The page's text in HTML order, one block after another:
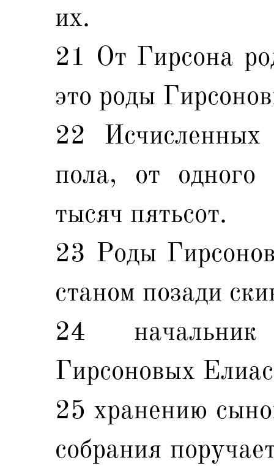
их.
21 От Гирсона
это роды
22 Исчисленных
пола, от
тысяч пятьсот.
23 Роды
станом позади
24
Гирсоновых
25 хранению
собрания